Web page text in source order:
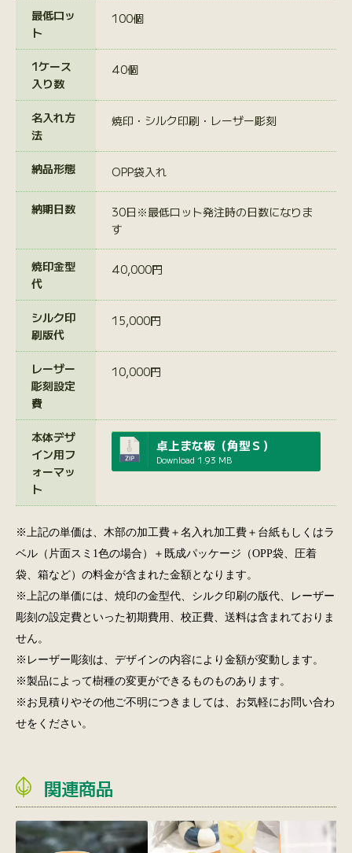
最低ロッ
ト
100個
1ケース
入り数
40個
名入れ方
法
焼印・シルク印刷・レーザー彫刻
納品形態 OPP袋入れ
納期日数
30日※最低ロット発注時の日数になりま
す
焼印金型
代
40,000円
シルク印
刷版代
15,000円
レーザー
彫刻設定
費
10,000円
本体デザ
イン用フ
ォーマッ
ト
卓上まな板（角型Ｓ）
Download 1.93 MB
※上記の単価は、木部の加工費＋名入れ加工費＋台紙もしくはラ
ベル（片面スミ1色の場合）＋既成パッケージ（OPP袋、圧着
袋、箱など）の料金が含まれた金額となります。
※上記の単価には、焼印の金型代、シルク印刷の版代、レーザー
彫刻の設定費といった初期費用、校正費、送料は含まれておりま
せん。
※レーザー彫刻は、デザインの内容により金額が変動します。
※製品によって樹種の変更ができるものものあります。
※お見積りやその他ご不明につきましては、お気軽にお問い合わ
せをください。
関連商品